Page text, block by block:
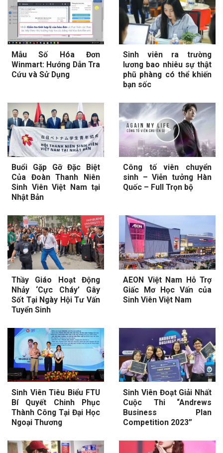
Mẫu Số Hóa Đơn
Winmart: Hướng Dẫn Tra
Cứu và Sử Dụng
Sinh viên ra trường
lương bao nhiêu sự thật
phũ phàng có thể khiến
bạn sốc
Buổi Gặp Gỡ Đặc Biệt
Của Đoàn Thanh Niên
Sinh Viên Việt Nam tại
Nhật Bản
Công tố viên chuyển
sinh – Viễn tưởng Hàn
Quốc – Full Trọn bộ
Thầy Giáo Hoạt Động
Nhảy ‘Cực Cháy’ Gây
Sốt Tại Ngày Hội Tư Vấn
Tuyển Sinh
AEON Việt Nam Hỗ Trợ
Giấc Mơ Học Vấn của
Sinh Viên Việt Nam
Sinh Viên Tiêu Biểu FTU
Bí Quyết Chinh Phục
Thành Công Tại Đại Học
Ngoại Thương
Sinh Viên Đoạt Giải Nhất
Cuộc Thi “Andrews
Business Plan
Competition 2023”